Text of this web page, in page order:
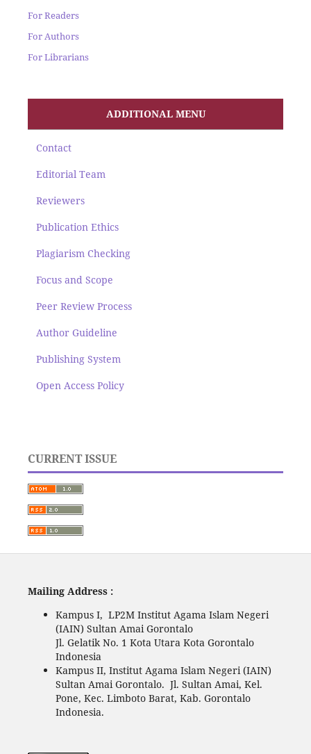
For Readers
For Authors
For Librarians
ADDITIONAL MENU
Contact
Editorial Team
Reviewers
Publication Ethics
Plagiarism Checking
Focus and Scope
Peer Review Process
Author Guideline
Publishing System
Open Access Policy
CURRENT ISSUE
Mailing Address :
Kampus I, LP2M Institut Agama Islam Negeri
(IAIN) Sultan Amai Gorontalo
Jl. Gelatik No. 1 Kota Utara Kota Gorontalo
Indonesia
Kampus II, Institut Agama Islam Negeri (IAIN)
Sultan Amai Gorontalo. Jl. Sultan Amai, Kel.
Pone, Kec. Limboto Barat, Kab. Gorontalo
Indonesia.